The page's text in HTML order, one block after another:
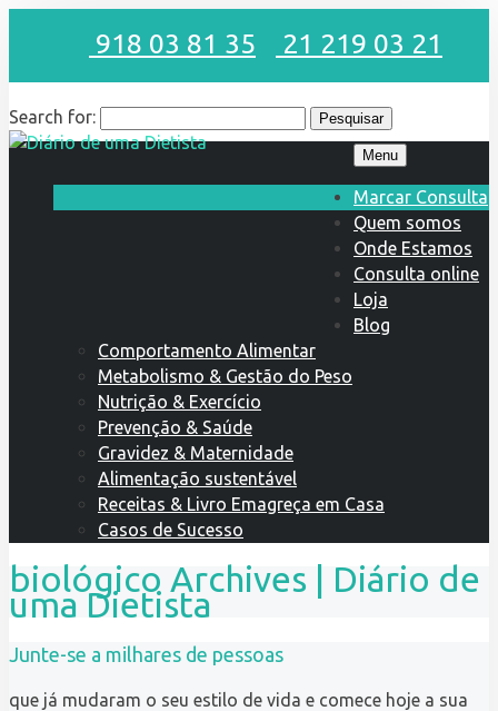
918 03 81 35 21 219 03 21
Search for:
Menu
Marcar Consulta
Quem somos
Onde Estamos
Consulta online
Loja
Blog
Comportamento Alimentar
Metabolismo & Gestão do Peso
Nutrição & Exercício
Prevenção & Saúde
Gravidez & Maternidade
Alimentação sustentável
Receitas & Livro Emagreça em Casa
Casos de Sucesso
biológico Archives | Diário de
uma Dietista
Junte-se a milhares de pessoas
que já mudaram o seu estilo de vida e comece hoje a sua